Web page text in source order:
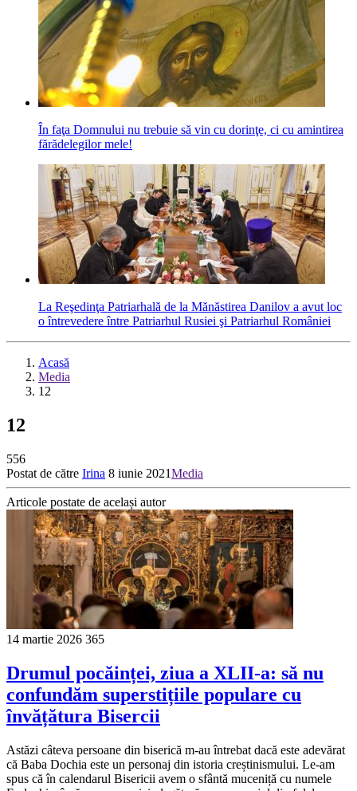
În faţa Domnului nu trebuie să vin cu dorinţe, ci cu amintirea
fărădelegilor mele!
La Reşedinţa Patriarhală de la Mănăstirea Danilov a avut loc
o întrevedere între Patriarhul Rusiei şi Patriarhul României
Acasă
Media
12
12
556
Postat de către Irina 8 iunie 2021Media
Articole postate de același autor
14 martie 2026 365
Drumul pocăinței, ziua a XLII-a: să nu
confundăm superstițiile populare cu
învățătura Bisercii
Astăzi câteva persoane din biserică m-au întrebat dacă este adevărat
că Baba Dochia este un personaj din istoria creștinismului. Le-am
spus că în calendarul Bisericii avem o sfântă muceniță cu numele